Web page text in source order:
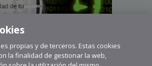
propias y de terceros. Estas cookies
la finalidad de gestionar la web,